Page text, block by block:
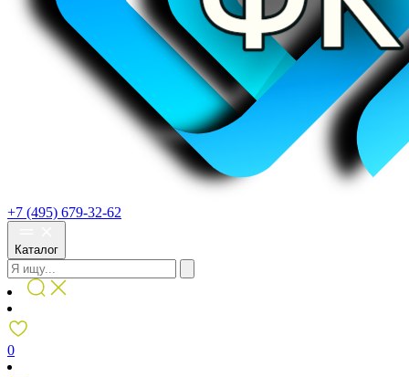
+7 (495) 679-32-62
Каталог
0